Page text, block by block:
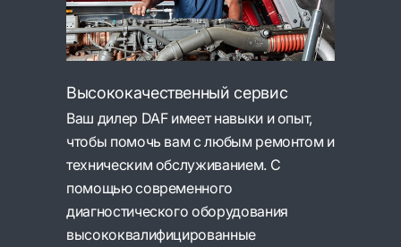
Высококачественный сервис
Ваш дилер DAF имеет навыки и опыт,
чтобы помочь вам с любым ремонтом и
техническим обслуживанием. С
помощью современного
диагностического оборудования
высококвалифицированные